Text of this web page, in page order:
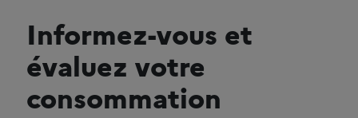
Informez-vous et
évaluez votre
consommation